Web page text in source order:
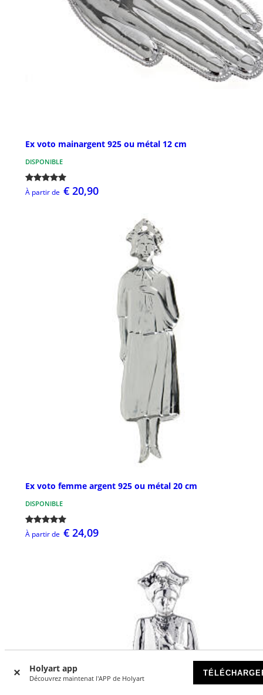
Holyart app
Découvrez maintenat l'APP de Holyart
Ex voto mainargent 925 ou métal 12 cm
DISPONIBLE
À partir de € 20,90
Ex voto femme argent 925 ou métal 20 cm
DISPONIBLE
À partir de € 24,09